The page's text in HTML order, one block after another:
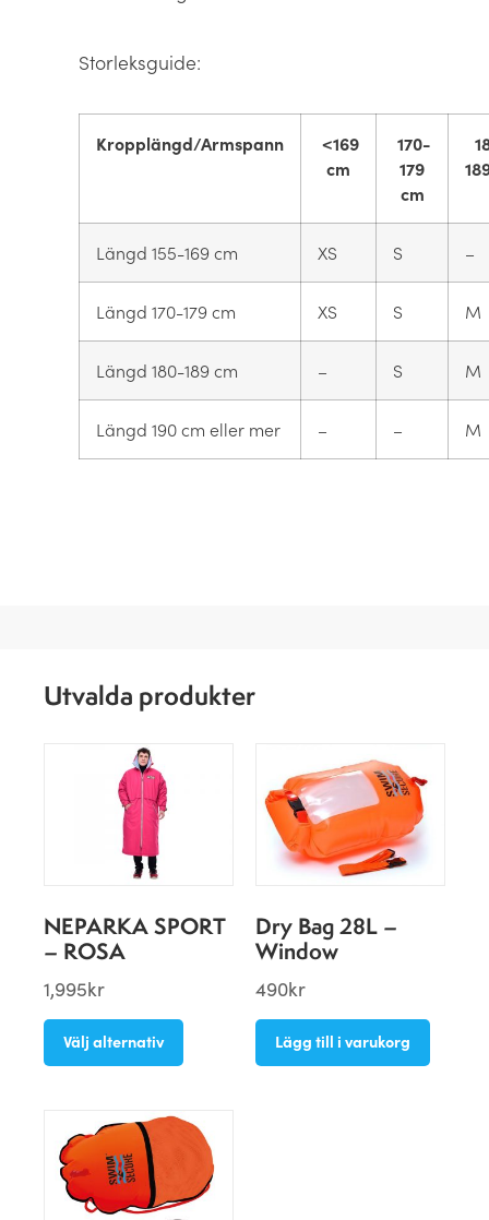
Storleksguide:
Kropplängd/Armspann
<169
cm
170-
179
cm
Längd 155-169 cm XS S –
Längd 170-179 cm XS S M
Längd 180-189 cm – S M
Längd 190 cm eller mer – – M
Utvalda produkter
NEPARKA SPORT
– ROSA
1,995kr
Välj alternativ
Dry Bag 28L –
Window
490kr
Lägg till i varukorg